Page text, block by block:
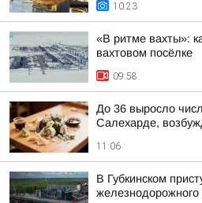
10:23
«В ритме вахты»:
вахтовом посёлке
09:58
До 36 выросло
Салехарде,
11:06
В Губкинском
железнодорожного